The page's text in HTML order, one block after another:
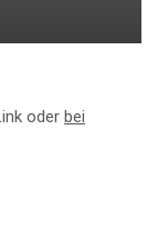
oder bei